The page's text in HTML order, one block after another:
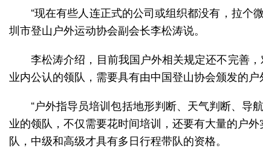
“现在有些人连正式的公司或组织都没有，拉个
圳市登山户外运动协会副会长李松涛说。
李松涛介绍，目前我国户外相关规定还不完善
业内公认的领队，需要具有由中国登山协会颁发的户
“户外指导员培训包括地形判断、天气判断、导
业的领队，不仅需要花时间培训，还要有大量的户
队，中级和高级才具有多日行程带队的资格。